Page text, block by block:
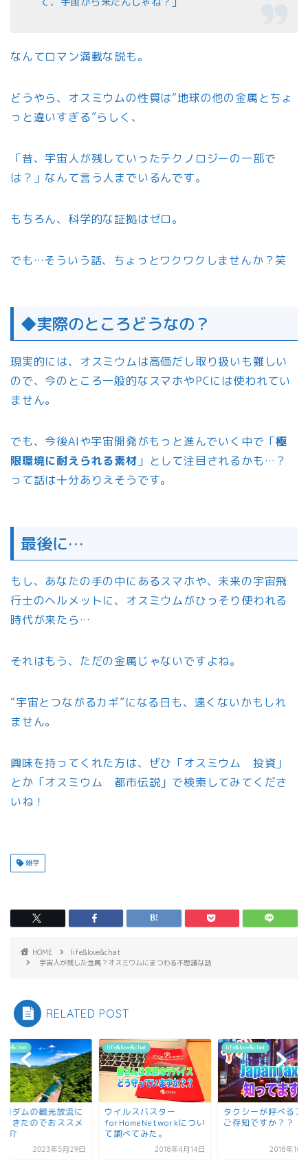
なんてロマン満載な説も。
どうやら、オスミウムの性質は“地球の他の金属とちょ
っと違いすぎる”らしく、
「昔、宇宙人が残していったテクノロジーの一部で
は？」なんて言う人までいるんです。
もちろん、科学的な証拠はゼロ。
でも…そういう話、ちょっとワクワクしませんか？笑
◆実際のところどうなの？
現実的には、オスミウムは高価だし取り扱いも難しい
ので、今のところ一般的なスマホやPCには使われてい
ません。
でも、今後AIや宇宙開発がもっと進んでいく中で「極
限環境に耐えられる素材 」として注目されるかも…？
って話は十分ありえそうです。
最後に…
もし、あなたの手の中にあるスマホや、未来の宇宙飛
行士のヘルメットに、オスミウムがひっそり使われる
時代が来たら…
それはもう、ただの金属じゃないですよね。
“宇宙とつながるカギ”になる日も、遠くないかもしれ
ません。
興味を持ってくれた方は、ぜひ「オスミウム 投資」
とか「オスミウム 都市伝説」で検索してみてくださ
いね！
雑学
HOME
life&love&chat
宇宙人が残した金属？オスミウムにまつわる不思議な話
RELATED POST
瀬ダムの観光放流に
てきたのでおススメ
介
2023年5月29日
life&love&chat
ウイルスバスター
forHomeNetworkについ
て調べてみた。
2018年4月14日
life&love&chat
タクシーが呼べるア
ご存知ですか？？
2018年10